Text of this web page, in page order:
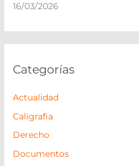
:16/03/2026
Categorías
Actualidad
Caligrafia
Derecho
Documentos